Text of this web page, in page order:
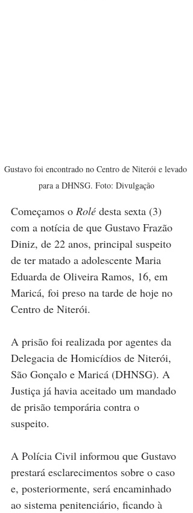
Gustavo foi encontrado no Centro de Niterói e levado
para a DHNSG. Foto: Divulgação
Começamos o Rolé desta sexta (3)
com a notícia de que Gustavo Frazão
Diniz, de 22 anos, principal suspeito
de ter matado a adolescente Maria
Eduarda de Oliveira Ramos, 16, em
Maricá, foi preso na tarde de hoje no
Centro de Niterói.
A prisão foi realizada por agentes da
Delegacia de Homicídios de Niterói,
São Gonçalo e Maricá (DHNSG). A
Justiça já havia aceitado um mandado
de prisão temporária contra o
suspeito.
A Polícia Civil informou que Gustavo
prestará esclarecimentos sobre o caso
e, posteriormente, será encaminhado
ao sistema penitenciário, ficando à